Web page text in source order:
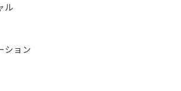
ル
ション